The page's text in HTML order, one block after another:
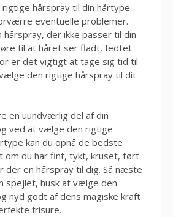
hårspray til din hårtype
eventuelle problemer.
hårspray, der ikke passer til din
til at håret ser fladt, fedtet
er det vigtigt at tage sig tid til
den rigtige hårspray til dit
en uundværlig del af din
ved at vælge den rigtige
kan du opnå de bedste
om du har fint, tykt, kruset, tørt
der en hårspray til dig. Så næste
spejlet, husk at vælge den
nyd godt af dens magiske kraft
frisure.